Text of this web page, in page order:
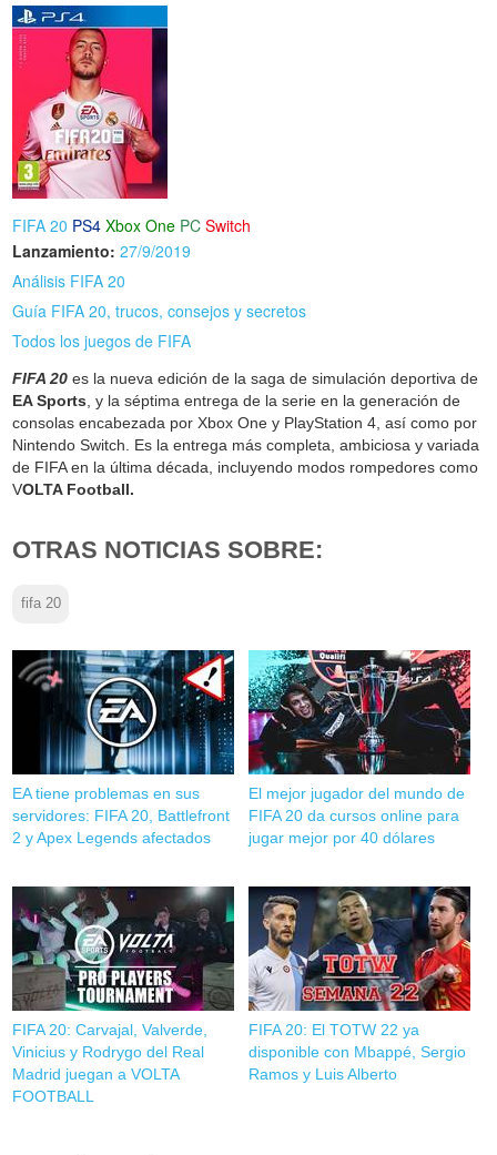
FIFA 20 PS4 Xbox One PC Switch
Lanzamiento: 27/9/2019
Análisis FIFA 20
Guía FIFA 20, trucos, consejos y secretos
Todos los juegos de FIFA
FIFA 20 es la nueva edición de la saga de simulación deportiva de
EA Sports, y la séptima entrega de la serie en la generación de
consolas encabezada por Xbox One y PlayStation 4, así como por
Nintendo Switch. Es la entrega más completa, ambiciosa y variada
de FIFA en la última década, incluyendo modos rompedores como
VOLTA Football.
OTRAS NOTICIAS SOBRE:
fifa 20
EA tiene problemas en sus
servidores: FIFA 20, Battlefront
2 y Apex Legends afectados
El mejor jugador del mundo de
FIFA 20 da cursos online para
jugar mejor por 40 dólares
FIFA 20: Carvajal, Valverde,
Vinicius y Rodrygo del Real
Madrid juegan a VOLTA
FOOTBALL
FIFA 20: El TOTW 22 ya
disponible con Mbappé, Sergio
Ramos y Luis Alberto